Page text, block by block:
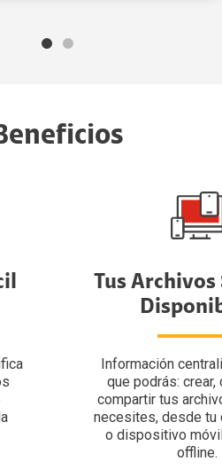
Tus Archivos
Información
que podrás: crear,
compartir tus
necesites, desde tu
o dispositivo
offline.